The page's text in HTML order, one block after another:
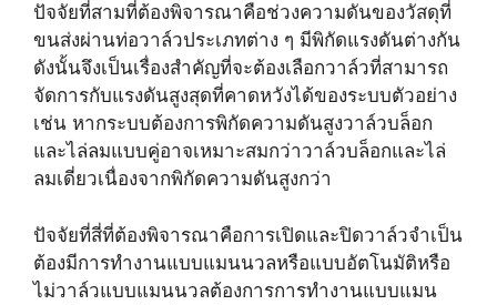
ปัจจัยที่สามที่ต้องพิจารณาคือช่วงความดันของวัสดุที่
ขนส่งผ่านท่อวาล์วประเภทต่าง ๆ มีพิกัดแรงดันต่างกัน
ดังนั้นจึงเป็นเรื่องสำคัญที่จะต้องเลือกวาล์วที่สามารถ
จัดการกับแรงดันสูงสุดที่คาดหวังได้ของระบบตัวอย่าง
เช่น หากระบบต้องการพิกัดความดันสูงวาล์วบล็อก
และไล่ลมแบบคู่อาจเหมาะสมกว่าวาล์วบล็อกและไล่
ลมเดี่ยวเนื่องจากพิกัดความดันสูงกว่า
ปัจจัยที่สี่ที่ต้องพิจารณาคือการเปิดและปิดวาล์วจำเป็น
ต้องมีการทำงานแบบแมนนวลหรือแบบอัตโนมัติหรือ
ไม่วาล์วแบบแมนนวลต้องการการทำงานแบบแมน